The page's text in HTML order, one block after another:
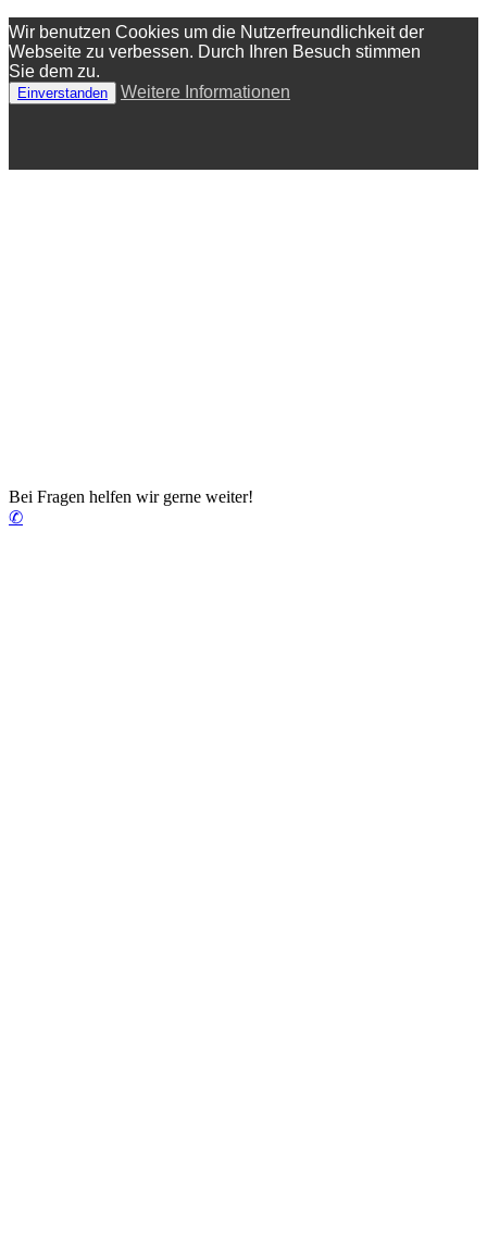
Wir benutzen Cookies um die Nutzerfreundlichkeit der
Webseite zu verbessen. Durch Ihren Besuch stimmen
Sie dem zu.
Einverstanden Weitere Informationen
Bei Fragen helfen wir gerne weiter!
✆